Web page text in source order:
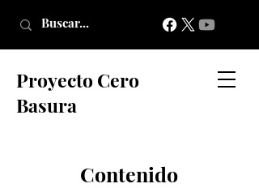
Proyecto Cero
Basura
Contenido